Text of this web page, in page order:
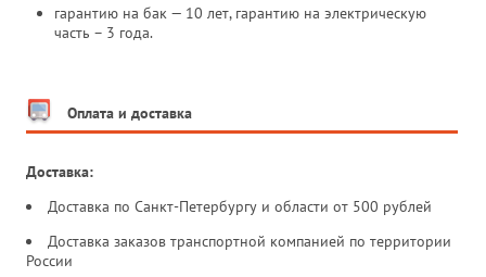
гарантию на бак — 10 лет, гарантию на электрическую
часть – 3 года.
Оплата и доставка
Доставка:
Доставка по Санкт-Петербургу и области от 500 рублей
Доставка заказов транспортной компанией по территории
России